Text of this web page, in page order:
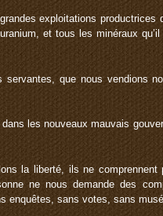
exploitations productrices
et tous les minéraux
que nous vendions
les nouveaux mauvais
la liberté, ils ne
ne nous demande des
enquêtes, sans votes, sans